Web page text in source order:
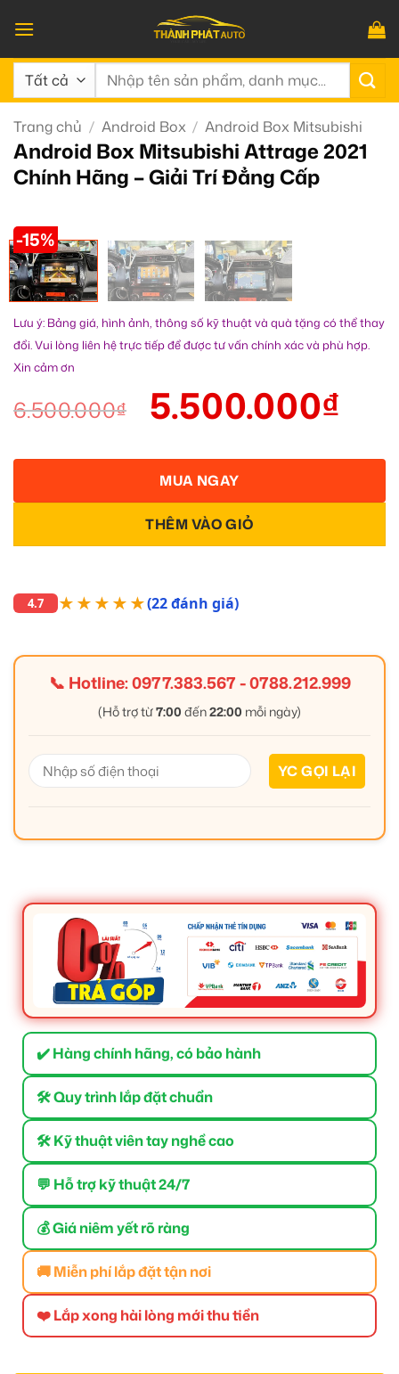
qua
nội
dung
Tìm
Trang chủ / Android Box / Android Box Mitsubishi
Android Box Mitsubishi Attrage 2021
Chính Hãng – Giải Trí Đẳng Cấp
-15%
Lưu ý: Bảng giá, hình ảnh, thông số kỹ thuật và quà tặng có thể thay
đổi. Vui lòng liên hệ trực tiếp để được tư vấn chính xác và phù hợp.
Xin cảm ơn
6.500.000₫ 5.500.000₫
THÊM VÀO GIỎ
MUA NGAY
4.7 ★★★★★(22 đánh giá)
📞 Hotline:0977.383.567-0788.212.999
(Hỗ trợ từ7:00 đến22:00 mỗi ngày)
✔️ Hàng chính hãng, có bảo hành
🛠 Quy trình lắp đặt chuẩn
🛠 Kỹ thuật viên tay nghề cao
💬 Hỗ trợ kỹ thuật 24/7
💰 Giá niêm yết rõ ràng
🚚 Miễn phí lắp đặt tận nơi
❤️ Lắp xong hài lòng mới thu tiền